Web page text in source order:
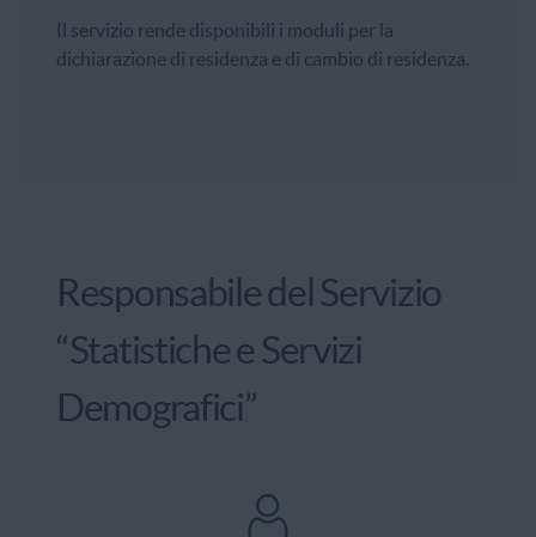
Il servizio rende disponibili i moduli per la
dichiarazione di residenza e di cambio di residenza.
Responsabile del Servizio
“Statistiche e Servizi
Demografici”